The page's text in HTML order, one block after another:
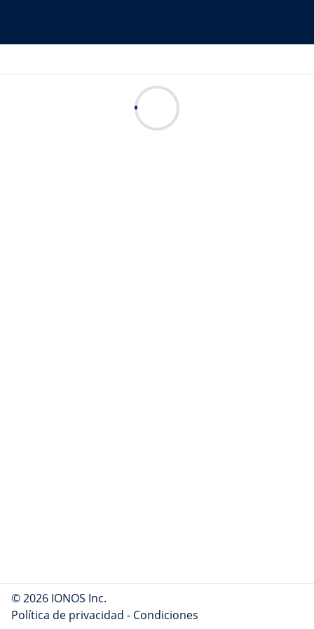
© 2026 IONOS Inc.
Política de privacidad - Condiciones